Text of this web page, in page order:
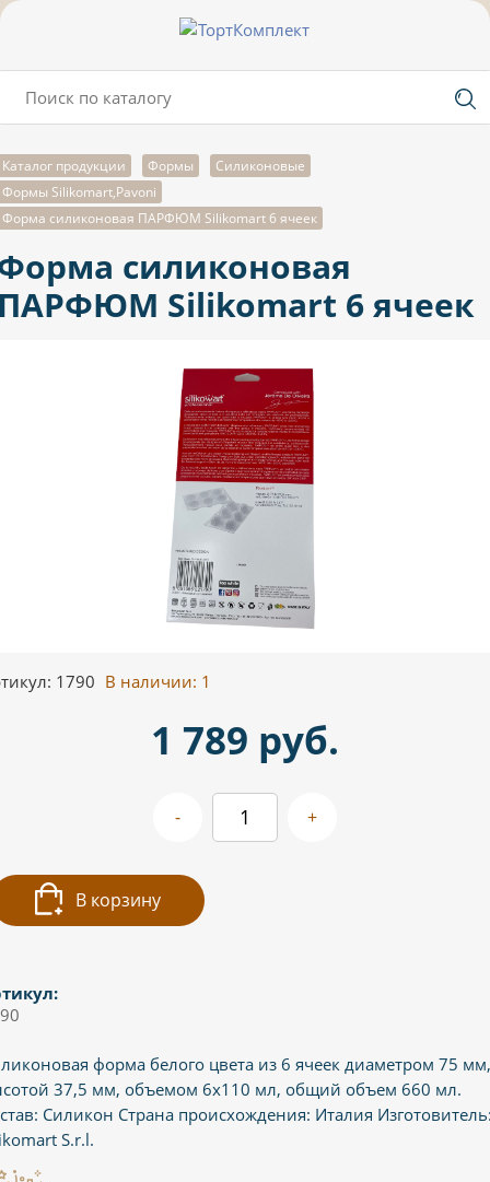
Каталог продукции Формы
Силиконовые
Формы Silikomart,Pavoni
Форма силиконовая ПАРФЮМ Silikomart 6 ячеек
силиконовая
Silikomart 6 ячеек
1790 В наличии: 1
1 789 руб.
- +
В корзину
форма белого цвета из 6 ячеек диаметром 75 мм,
37,5 мм, объемом 6х110 мл, общий объем 660 мл.
Силикон Страна происхождения: Италия
S.r.l.